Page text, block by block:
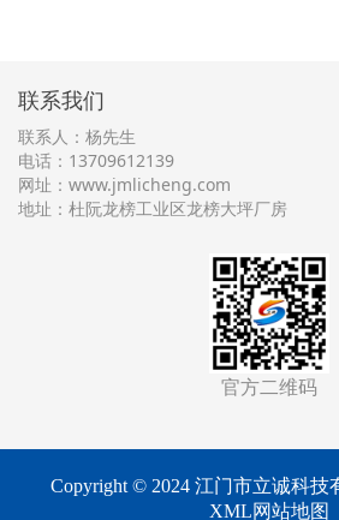
联系我们
联系人：杨先生
电话：13709612139
网址： www.jmlicheng.com
地址：杜阮龙榜工业区龙榜大坪厂房
官方二维码
Copyright © 2024 江门市立诚科技
XML网站地图